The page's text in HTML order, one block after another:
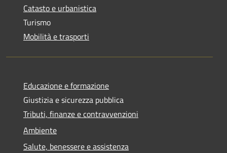
Catasto e urbanistica
Turismo
Mobilità e trasporti
Educazione e formazione
Giustizia e sicurezza pubblica
Tributi, finanze e contravvenzioni
Ambiente
Salute, benessere e assistenza